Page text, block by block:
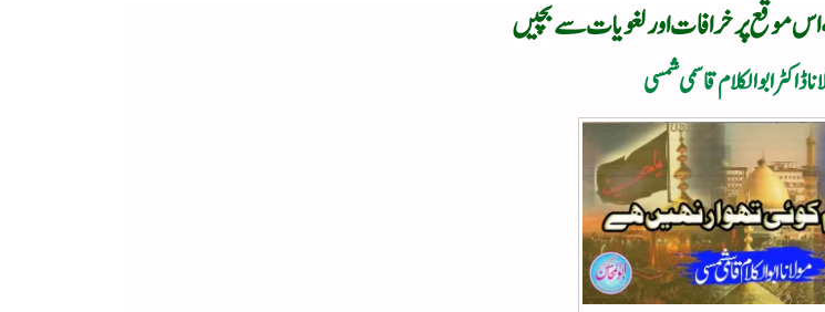
اس موقع پر خرافات اور لغویات سے بچیں
ڈاکٹر ابوالکلام قاسمی شمسی